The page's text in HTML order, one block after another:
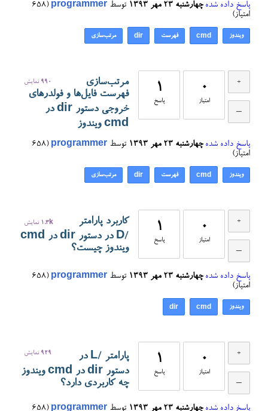
پاسخ داده شده چهارشنبه ۲۳ مهر ۱۳۹۳ توسط programmer
(
658
امتیاز)
ویندوز cmd فهرست dir مرتب‌سازی
0
امتیاز
1
پاسخ
990 نمایش
مرتب‌سازی
فهرست فایل‌ها و فولدرهای
خروجی دستور dir در
cmd ویندوز
پاسخ داده شده چهارشنبه ۲۳ مهر ۱۳۹۳ توسط programmer
(
658
امتیاز)
ویندوز cmd فهرست dir مرتب‌سازی
0
امتیاز
1
پاسخ
1.3k نمایش
کاربرد پارامتر
/D در دستور dir در cmd
ویندوز چیست؟
پاسخ داده شده چهارشنبه ۲۳ مهر ۱۳۹۳ توسط programmer
(
658
امتیاز)
ویندوز cmd
dir
0
امتیاز
1
پاسخ
929 نمایش
پارامتر /L در
دستور dir در cmd ویندوز
چه کاربردی دارد؟
پاسخ داده شده چهارشنبه ۲۳ مهر ۱۳۹۳ توسط programmer
(
658